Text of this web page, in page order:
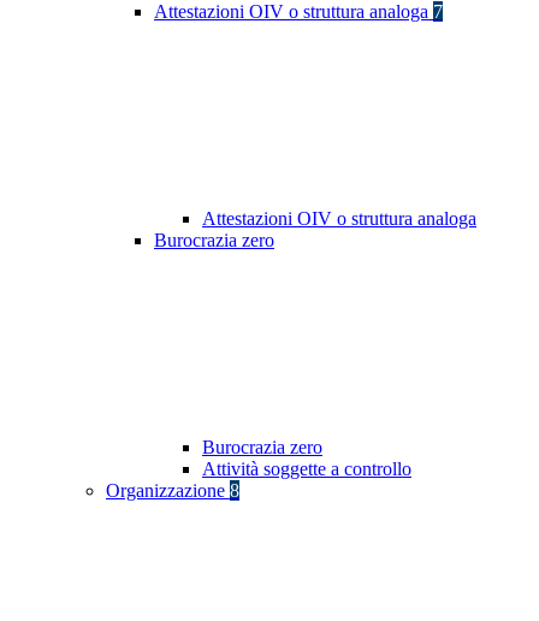
Attestazioni OIV o struttura analoga 7
Attestazioni OIV o struttura analoga
Burocrazia zero
Burocrazia zero
Attività soggette a controllo
Organizzazione 8